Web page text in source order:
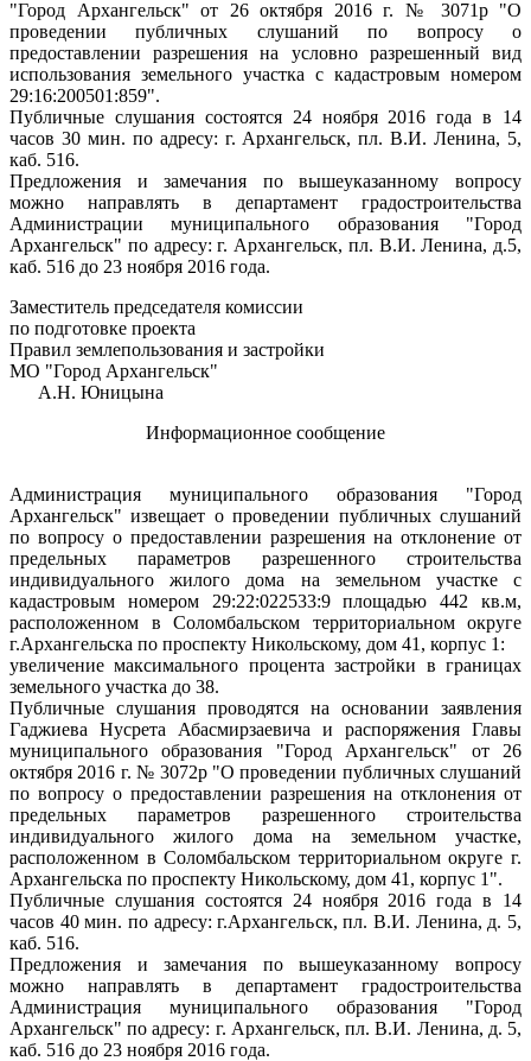
"Город Архангельск" от 26 октября 2016 г. № 3071р "О
проведении публичных слушаний по вопросу о
предоставлении разрешения на условно разрешенный вид
использования земельного участка с кадастровым номером
29:16:200501:859".
Публичные слушания состоятся 24 ноября 2016 года в 14
часов 30 мин. по адресу: г. Архангельск, пл. В.И. Ленина, 5,
каб. 516.
Предложения и замечания по вышеуказанному вопросу
можно направлять в департамент градостроительства
Администрации муниципального образования "Город
Архангельск" по адресу: г. Архангельск, пл. В.И. Ленина, д.5,
каб. 516 до 23 ноября 2016 года.
Заместитель председателя комиссии
по подготовке проекта
Правил землепользования и застройки
МО "Город Архангельск"
А.Н. Юницына
Информационное сообщение
Администрация муниципального образования "Город
Архангельск" извещает о проведении публичных слушаний
по вопросу о предоставлении разрешения на отклонение от
предельных параметров разрешенного строительства
индивидуального жилого дома на земельном участке с
кадастровым номером 29:22:022533:9 площадью 442 кв.м,
расположенном в Соломбальском территориальном округе
г.Архангельска по проспекту Никольскому, дом 41, корпус 1:
увеличение максимального процента застройки в границах
земельного участка до 38.
Публичные слушания проводятся на основании заявления
Гаджиева Нусрета Абасмирзаевича и распоряжения Главы
муниципального образования "Город Архангельск" от 26
октября 2016 г. № 3072р "О проведении публичных слушаний
по вопросу о предоставлении разрешения на отклонения от
предельных параметров разрешенного строительства
индивидуального жилого дома на земельном участке,
расположенном в Соломбальском территориальном округе г.
Архангельска по проспекту Никольскому, дом 41, корпус 1".
Публичные слушания состоятся 24 ноября2016 года в 14
часов 40 мин. по адресу: г.Архангельск, пл. В.И. Ленина, д. 5,
каб. 516.
Предложения и замечания по вышеуказанному вопросу
можно направлять в департамент градостроительства
Администрация муниципального образования "Город
Архангельск"по адресу: г. Архангельск, пл. В.И. Ленина, д. 5,
каб. 516 до 23 ноября 2016 года.